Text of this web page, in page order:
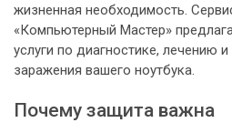
жизненная необходимость.
«Компьютерный Мастер»
услуги по диагностике, лечению
заражения вашего ноутбука.
Почему защита важна